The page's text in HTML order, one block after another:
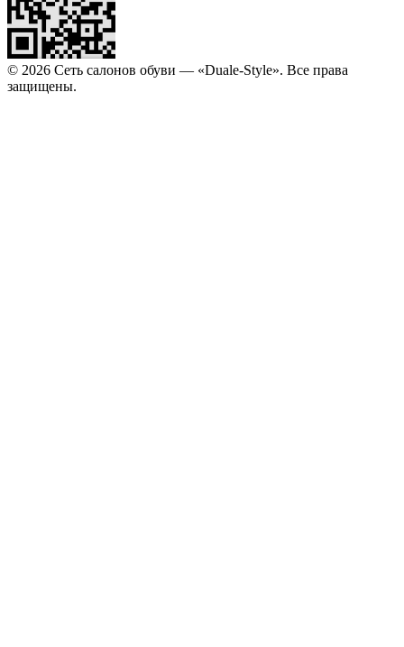
© 2026 Сеть салонов обуви — «Duale-Style». Все права
защищены.